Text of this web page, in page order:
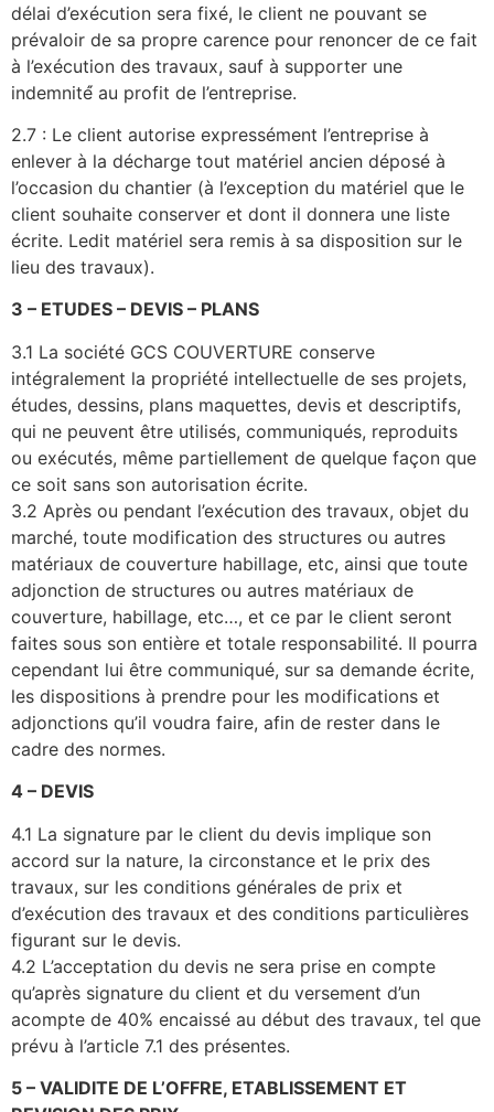
délai d’exécution sera fixé, le client ne pouvant se
prévaloir de sa propre carence pour renoncer de ce fait
à l’exécution des travaux, sauf à supporter une
indemnité́ au profit de l’entreprise.
2.7 : Le client autorise expressément l’entreprise à
enlever à la décharge tout matériel ancien déposé à
l’occasion du chantier (à l’exception du matériel que le
client souhaite conserver et dont il donnera une liste
écrite. Ledit matériel sera remis à sa disposition sur le
lieu des travaux).
3 – ETUDES – DEVIS – PLANS
3.1 La société GCS COUVERTURE conserve
intégralement la propriété intellectuelle de ses projets,
études, dessins, plans maquettes, devis et descriptifs,
qui ne peuvent être utilisés, communiqués, reproduits
ou exécutés, même partiellement de quelque façon que
ce soit sans son autorisation écrite.
3.2 Après ou pendant l’exécution des travaux, objet du
marché, toute modification des structures ou autres
matériaux de couverture habillage, etc, ainsi que toute
adjonction de structures ou autres matériaux de
couverture, habillage, etc…, et ce par le client seront
faites sous son entière et totale responsabilité. Il pourra
cependant lui être communiqué, sur sa demande écrite,
les dispositions à prendre pour les modifications et
adjonctions qu’il voudra faire, afin de rester dans le
cadre des normes.
4 – DEVIS
4.1 La signature par le client du devis implique son
accord sur la nature, la circonstance et le prix des
travaux, sur les conditions générales de prix et
d’exécution des travaux et des conditions particulières
figurant sur le devis.
4.2 L’acceptation du devis ne sera prise en compte
qu’après signature du client et du versement d’un
acompte de 40% encaissé au début des travaux, tel que
prévu à l’article 7.1 des présentes.
5 – VALIDITE DE L’OFFRE, ETABLISSEMENT ET